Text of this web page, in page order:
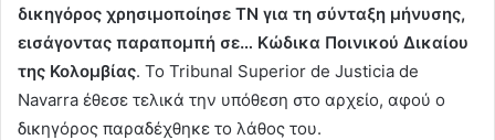
δικηγόρος χρησιμοποίησε ΤΝ για τη σύνταξη μήνυσης,
εισάγοντας παραπομπή σε… Κώδικα Ποινικού Δικαίου
της Κολομβίας. Το Tribunal Superior de Justicia de
Navarra έθεσε τελικά την υπόθεση στο αρχείο, αφού ο
δικηγόρος παραδέχθηκε το λάθος του.